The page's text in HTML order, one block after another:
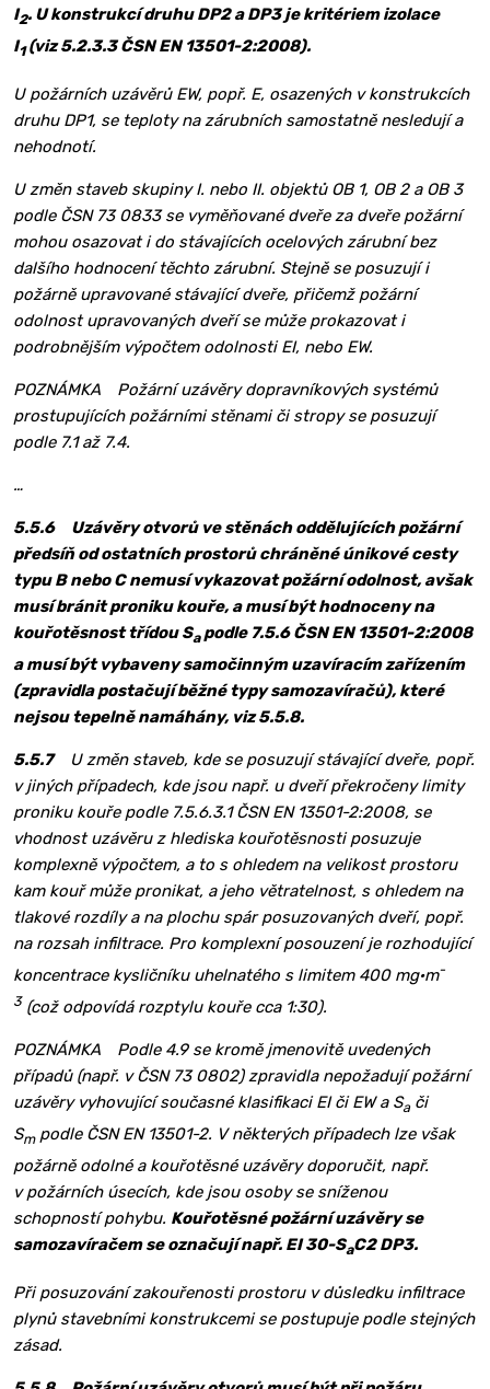
I2. U konstrukcí druhu DP2 a DP3 je kritériem izolace
I1(viz 5.2.3.3 ČSN EN 13501-2:2008).
U požárních uzávěrů EW, popř. E, osazených v konstrukcích
druhu DP1, se teploty na zárubních samostatně nesledují a
nehodnotí.
U změn staveb skupiny I. nebo II. objektů OB 1, OB 2 a OB 3
podle ČSN 73 0833 se vyměňované dveře za dveře požární
mohou osazovat i do stávajících ocelových zárubní bez
dalšího hodnocení těchto zárubní. Stejně se posuzují i
požárně upravované stávající dveře, přičemž požární
odolnost upravovaných dveří se může prokazovat i
podrobnějším výpočtem odolnosti EI, nebo EW.
POZNÁMKA Požární uzávěry dopravníkových systémů
prostupujících požárními stěnami či stropy se posuzují
podle 7.1 až 7.4.
…
5.5.6 Uzávěry otvorů ve stěnách oddělujících požární
předsíň od ostatních prostorů chráněné únikové cesty
typu B nebo C nemusí vykazovat požární odolnost, avšak
musí bránit proniku kouře, a musí být hodnoceny na
kouřotěsnost třídou Sapodle 7.5.6 ČSN EN 13501-2:2008
a musí být vybaveny samočinným uzavíracím zařízením
(zpravidla postačují běžné typy samozavíračů), které
nejsou tepelně namáhány, viz 5.5.8.
5.5.7U změn staveb, kde se posuzují stávající dveře, popř.
v jiných případech, kde jsou např. u dveří překročeny limity
proniku kouře podle 7.5.6.3.1 ČSN EN 13501-2:2008, se
vhodnost uzávěru z hlediska kouřotěsnosti posuzuje
komplexně výpočtem, a to s ohledem na velikost prostoru
kam kouř může pronikat, a jeho větratelnost, s ohledem na
tlakové rozdíly a na plochu spár posuzovaných dveří, popř.
na rozsah infiltrace. Pro komplexní posouzení je rozhodující
koncentrace kysličníku uhelnatého s limitem 400 mg·m-
3(což odpovídá rozptylu kouře cca 1:30).
POZNÁMKA Podle 4.9 se kromě jmenovitě uvedených
případů (např. v ČSN 73 0802) zpravidla nepožadují požární
uzávěry vyhovující současné klasifikaci EI či EW a Sači
Smpodle ČSN EN 13501-2. V některých případech lze však
požárně odolné a kouřotěsné uzávěry doporučit, např.
v požárních úsecích, kde jsou osoby se sníženou
schopností pohybu. Kouřotěsné požární uzávěry se
samozavíračem se označují např. EI 30-SaC2 DP3.
Při posuzování zakouřenosti prostoru v důsledku infiltrace
plynů stavebními konstrukcemi se postupuje podle stejných
zásad.